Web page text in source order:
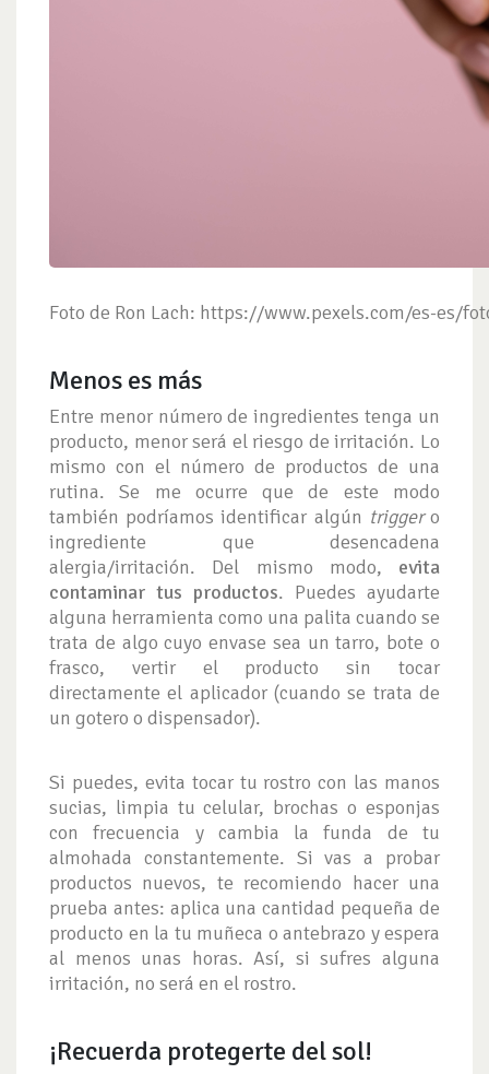
Foto de Ron Lach: https://www.pexels.com/es-es/
Menos es más
Entre menor número de ingredientes tenga un
producto, menor será el riesgo de irritación. Lo
mismo con el número de productos de una
rutina. Se me ocurre que de este modo
también podríamos identificar algún triggero
ingrediente que desencadena
alergia/irritación. Del mismo modo, evita
contaminar tus productos. Puedes ayudarte
alguna herramienta como una palita cuando se
trata de algo cuyo envase sea un tarro, bote o
frasco, vertir el producto sin tocar
directamente el aplicador (cuando se trata de
un gotero o dispensador).
Si puedes, evita tocar tu rostro con las manos
sucias, limpia tu celular, brochas o esponjas
con frecuencia y cambia la funda de tu
almohada constantemente. Si vas a probar
productos nuevos, te recomiendo hacer una
prueba antes: aplica una cantidad pequeña de
producto en la tu muñeca o antebrazo y espera
al menos unas horas. Así, si sufres alguna
irritación, no será en el rostro.
¡Recuerda protegerte del sol!